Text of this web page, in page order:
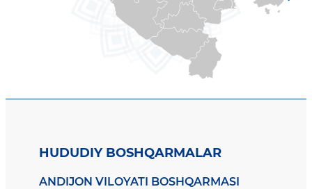
HUDUDIY BOSHQARMALAR
ANDIJON VILOYATI BOSHQARMASI